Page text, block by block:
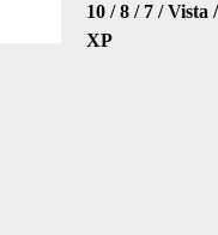
10 / 8 / 7 / Vista /
XP